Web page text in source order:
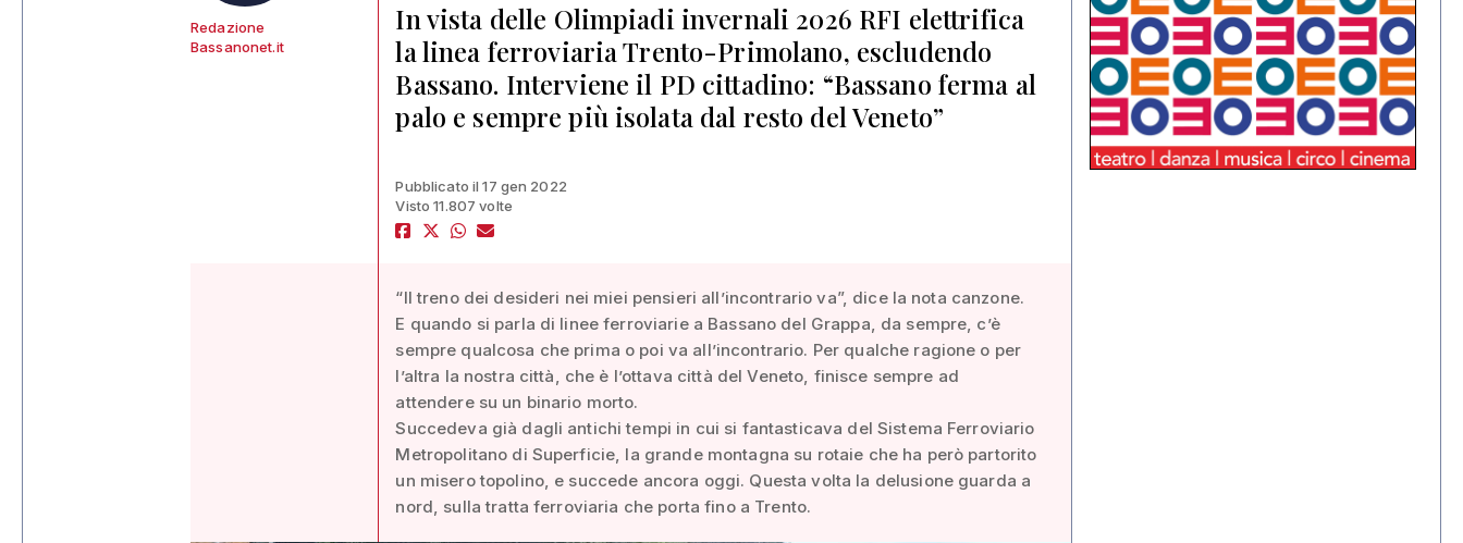
Redazione
Bassanonet.it
In vista delle Olimpiadi invernali 2026 RFI elettrifica
la linea ferroviaria Trento-Primolano, escludendo
Bassano. Interviene il PD cittadino: “Bassano ferma al
palo e sempre più isolata dal resto del Veneto”
Pubblicato il 17 gen 2022
Visto 11.807 volte
“Il treno dei desideri nei miei pensieri all’incontrario va”, dice la nota canzone.
E quando si parla di linee ferroviarie a Bassano del Grappa, da sempre, c’è
sempre qualcosa che prima o poi va all’incontrario. Per qualche ragione o per
l’altra la nostra città, che è l’ottava città del Veneto, finisce sempre ad
attendere su un binario morto.
Succedeva già dagli antichi tempi in cui si fantasticava del Sistema Ferroviario
Metropolitano di Superficie, la grande montagna su rotaie che ha però partorito
un misero topolino, e succede ancora oggi. Questa volta la delusione guarda a
nord, sulla tratta ferroviaria che porta fino a Trento.